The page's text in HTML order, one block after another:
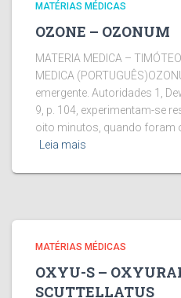
MATÉRIAS MÉDICAS
OZONE – OZONUM
MATERIA MEDICA –
MEDICA
emergente. Autoridades 1,
9, p. 104, experimentam-se
oito minutos, quando foram
Leia mais
MATÉRIAS MÉDICAS
OXYU-S –
SCUTTELLATUS